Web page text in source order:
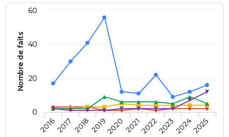
Nombre de faits
20162017 20182019202020212022202320242025
0
20
40
60